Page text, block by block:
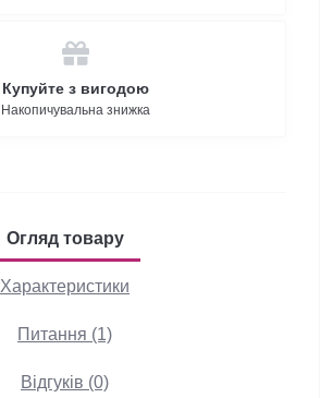
Купуйте з вигодою
Накопичувальна знижка
Огляд товару
Характеристики
Питання (1)
Відгуків (0)